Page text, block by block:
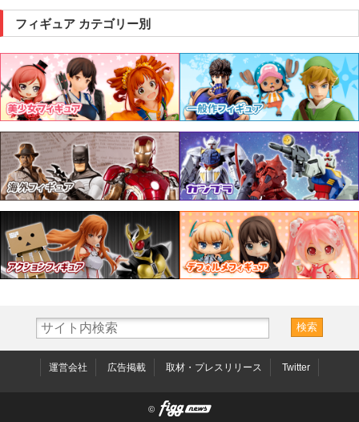
フィギュア カテゴリー別
運営会社 広告掲載 取材・プレスリリース Twitter
©